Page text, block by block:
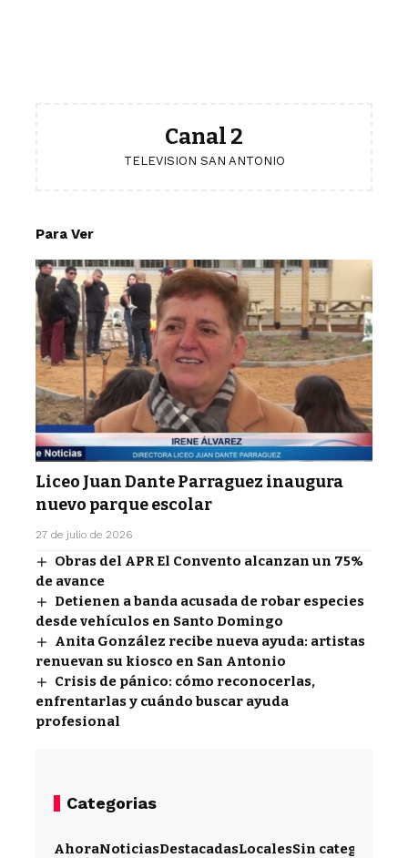
Canal 2
TELEVISION SAN ANTONIO
Para Ver
Liceo Juan Dante Parraguez inaugura
nuevo parque escolar
27 de julio de 2026
Obras del APR El Convento alcanzan un 75%
de avance
Detienen a banda acusada de robar especies
desde vehículos en Santo Domingo
Anita González recibe nueva ayuda: artistas
renuevan su kiosco en San Antonio
Crisis de pánico: cómo reconocerlas,
enfrentarlas y cuándo buscar ayuda
profesional
Categorias
AhoraNoticiasDestacadasLocalesSin categoría